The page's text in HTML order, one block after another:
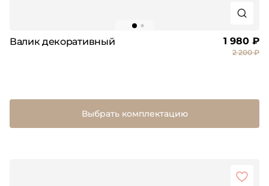
Валик декоративный 1 980 ₽
2 200 ₽
Выбрать комплектацию